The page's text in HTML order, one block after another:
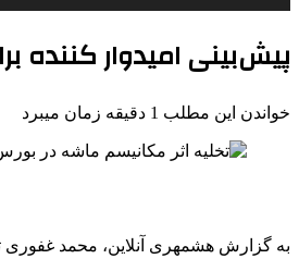
پیش‌بینی امیدوار کننده
خواندن این مطلب 1 دقیقه زمان میبرد
به گزارش هشمهری آنلاین، محمد